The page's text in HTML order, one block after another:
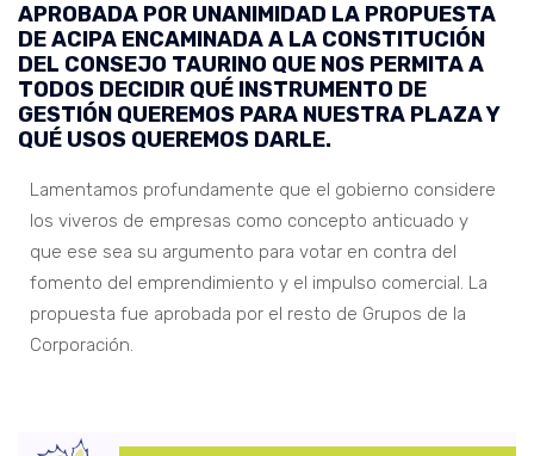
APROBADA POR UNANIMIDAD LA PROPUESTA
DE ACIPA ENCAMINADA A LA CONSTITUCIÓN
DEL CONSEJO TAURINO QUE NOS PERMITA A
TODOS DECIDIR QUÉ INSTRUMENTO DE
GESTIÓN QUEREMOS PARA NUESTRA PLAZA Y
QUÉ USOS QUEREMOS DARLE.
Lamentamos profundamente que el gobierno considere
los viveros de empresas como concepto anticuado y
que ese sea su argumento para votar en contra del
fomento del emprendimiento y el impulso comercial. La
propuesta fue aprobada por el resto de Grupos de la
Corporación.